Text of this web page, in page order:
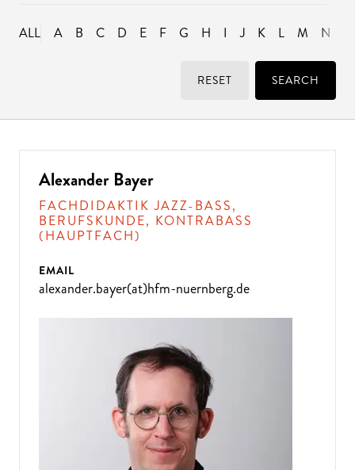
ALL A B C D E F G H I J K L M N
RESET SEARCH
Alexander Bayer
FACHDIDAKTIK JAZZ-BASS,
BERUFSKUNDE, KONTRABASS
(HAUPTFACH)
EMAIL
alexander.bayer(at)hfm-nuernberg.de